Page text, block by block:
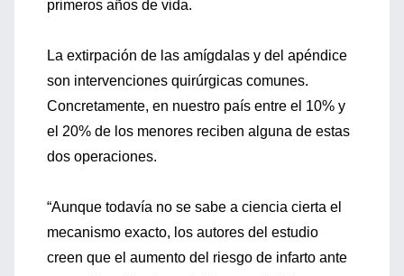
primeros años de vida.
La extirpación de las amígdalas y del apéndice
son intervenciones quirúrgicas comunes.
Concretamente, en nuestro país entre el 10% y
el 20% de los menores reciben alguna de estas
dos operaciones.
“Aunque todavía no se sabe a ciencia cierta el
mecanismo exacto, los autores del estudio
creen que el aumento del riesgo de infarto ante